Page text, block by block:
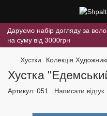
Даруємо набір догляду за
на суму від 3000грн
Хустки Колекція
Хустка
Артикул: 051 Написати відгук